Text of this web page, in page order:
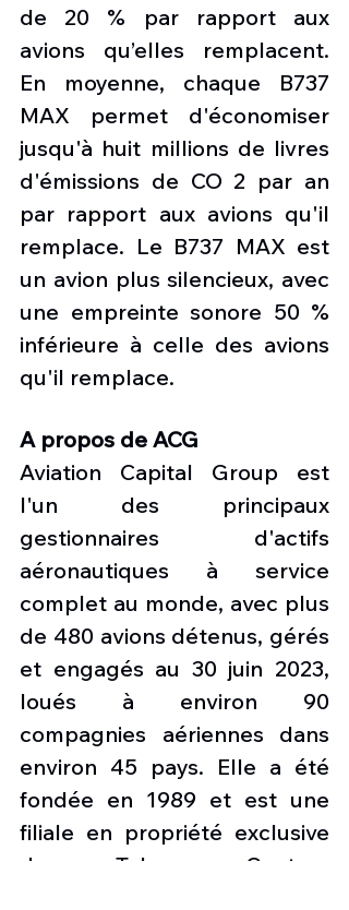
de 20 % par rapport aux
avions qu’elles remplacent.
En moyenne, chaque B737
MAX permet d'économiser
jusqu'à huit millions de livres
d'émissions de CO 2 par an
par rapport aux avions qu'il
remplace. Le B737 MAX est
un avion plus silencieux, avec
une empreinte sonore 50 %
inférieure à celle des avions
qu'il remplace.
A propos de ACG
Aviation Capital Group est
l'un des principaux
gestionnaires d'actifs
aéronautiques à service
complet au monde, avec plus
de 480 avions détenus, gérés
et engagés au 30 juin 2023,
loués à environ 90
compagnies aériennes dans
environ 45 pays. Elle a été
fondée en 1989 et est une
filiale en propriété exclusive
de Tokyo Century